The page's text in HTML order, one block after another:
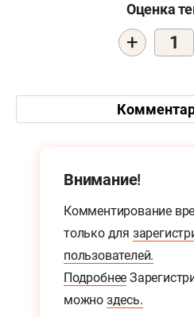
Оценка
+ 1
Внимание!
Комментирование
только для
пользователей.
Подробнее
можно здесь.